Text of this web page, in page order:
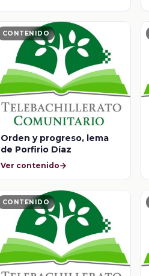
CONTENIDO
Orden y progreso, lema
de Porfirio Díaz
Ver contenido
CONTENIDO